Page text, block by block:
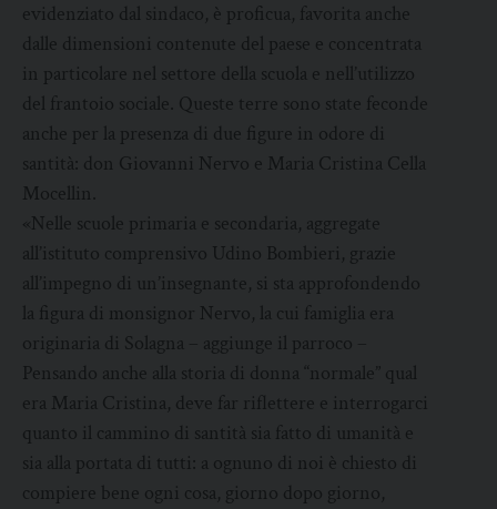
evidenziato dal sindaco, è proficua, favorita anche
dalle dimensioni contenute del paese e concentrata
in particolare nel settore della scuola e nell’utilizzo
del frantoio sociale. Queste terre sono state feconde
anche per la presenza di due figure in odore di
santità: don Giovanni Nervo e Maria Cristina Cella
Mocellin.
«Nelle scuole primaria e secondaria, aggregate
all’istituto comprensivo Udino Bombieri, grazie
all’impegno di un’insegnante, si sta approfondendo
la figura di monsignor Nervo, la cui famiglia era
originaria di Solagna – aggiunge il parroco –
Pensando anche alla storia di donna “normale” qual
era Maria Cristina, deve far riflettere e interrogarci
quanto il cammino di santità sia fatto di umanità e
sia alla portata di tutti: a ognuno di noi è chiesto di
compiere bene ogni cosa, giorno dopo giorno,